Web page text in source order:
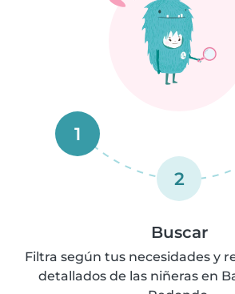
1
2
Buscar
Filtra según tus necesidades y
detallados de las niñeras en